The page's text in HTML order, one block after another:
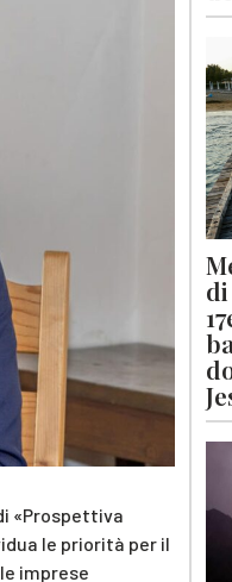
«Prospettiva
le priorità per il
imprese